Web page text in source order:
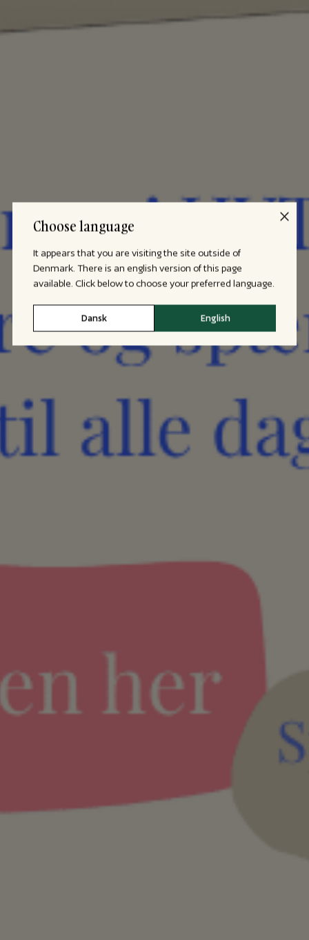
Choose language
It appears that you are visiting the site outside of
Denmark. There is an english version of this page
available. Click below to choose your preferred language.
Dansk English